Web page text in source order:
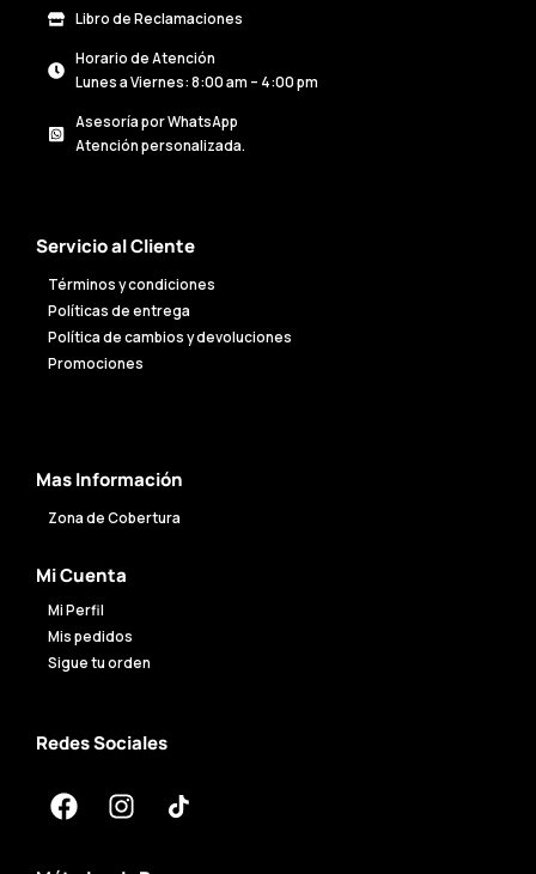
Libro de Reclamaciones
Horario de Atención
Lunes a Viernes: 8:00 am – 4:00 pm
Asesoría por WhatsApp
Atención personalizada.
Servicio al Cliente
Términos y condiciones
Políticas de entrega
Política de cambios y devoluciones
Promociones
Mas Información
Zona de Cobertura
Mi Cuenta
Mi Perfil
Mis pedidos
Sigue tu orden
Redes Sociales